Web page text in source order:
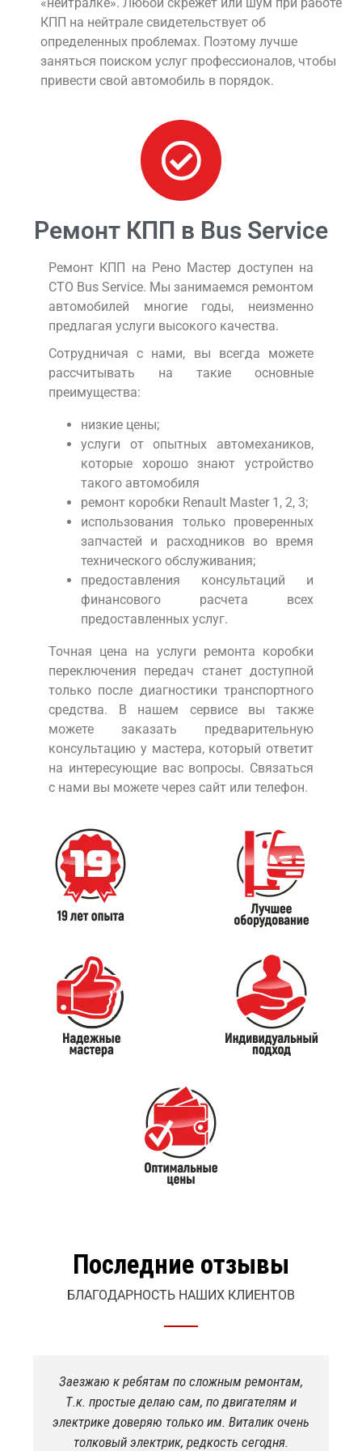
КПП на нейтрале свидетельствует об
определенных проблемах. Поэтому лучше
заняться поиском услуг профессионалов, чтобы
привести свой автомобиль в порядок.
Ремонт КПП в Bus Service
Ремонт КПП на Рено Мастер доступен на
СТО Bus Service. Мы занимаемся ремонтом
автомобилей многие годы, неизменно
предлагая услуги высокого качества.
Сотрудничая с нами, вы всегда можете
рассчитывать на такие основные
преимущества:
низкие цены;
услуги от опытных автомехаников,
которые хорошо знают устройство
такого автомобиля
ремонт коробки Renault Master 1, 2, 3;
использования только проверенных
запчастей и расходников во время
технического обслуживания;
предоставления консультаций и
финансового расчета всех
предоставленных услуг.
Точная цена на услуги ремонта коробки
переключения передач станет доступной
только после диагностики транспортного
средства. В нашем сервисе вы также
можете заказать предварительную
консультацию у мастера, который ответит
на интересующие вас вопросы. Связаться
с нами вы можете через сайт или телефон.
Последние отзывы
БЛАГОДАРНОСТЬ НАШИХ КЛИЕНТОВ
сложным ремонтам,
по двигателям и
им. Виталик очень
редкость сегодня.
Якісно пофарбували
потрібно було! Раніше
щоб шеф прийняв
Навіть в салоні був